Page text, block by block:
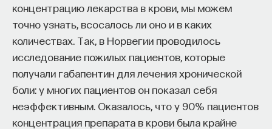
концентрацию лекарства в крови, мы можем
точно узнать, всосалось ли оно и в каких
количествах. Так, в Норвегии проводилось
исследование пожилых пациентов, которые
получали габапентин для лечения хронической
боли: у многих пациентов он показал себя
неэффективным. Оказалось, что у 90% пациентов
концентрация препарата в крови была крайне
данные в фармацевтике с Ириной Ефименко,
агротехнологии с Михаилом Тавером и много
других тем — от коучинга до фармакогенетики.
расширяться — слушайте подкаст на
YouTube
Яндекс Музыке , Apple Podcasts ,VKиSpotify.
6/30/2026